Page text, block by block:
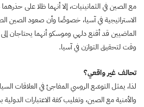
مع الصين في الثمانينيات، إلا أنهما ظلا على
الاستراتيجية في آسيا، خصوصًا وأن صعود الصين
الماضيين قد أقنع دلهي وموسكو أنهما يحتاجان
وقت لتحقيق التوازن في آسيا.
تحالف غير واقعي؟
لذا، يمثل التوسّع الروسي المفاجئ في العلاقات
والأمنية مع الصين، وتغليب كفة الاعتبارات